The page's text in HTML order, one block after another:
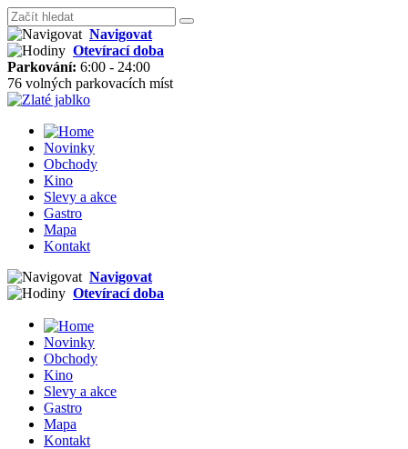
Navigovat
Otevírací doba
Parkování: 6:00 - 24:00
76 volných parkovacích míst
Novinky
Obchody
Kino
Slevy a akce
Gastro
Mapa
Kontakt
Navigovat
Otevírací doba
Novinky
Obchody
Kino
Slevy a akce
Gastro
Mapa
Kontakt